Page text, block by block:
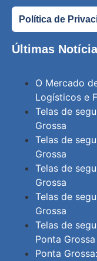
Política de
Últimas
O Mercado
Logísticos e
Telas de
Grossa
Telas de
Grossa
Telas de
Grossa
Telas de
Grossa
Telas de
Ponta Grossa
Ponta